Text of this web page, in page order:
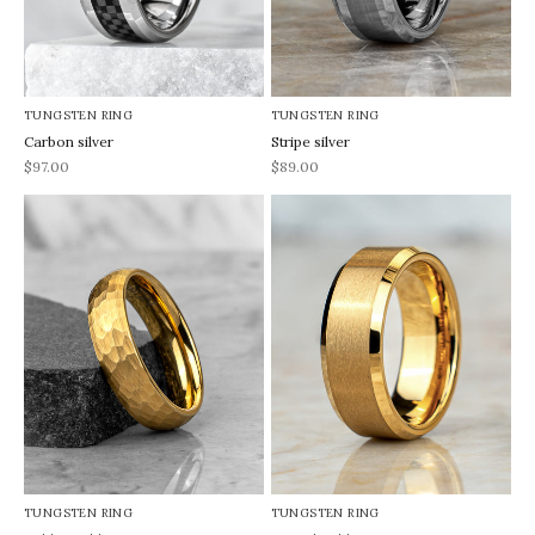
TUNGSTEN RING
Carbon silver
REA-pris
$97.00
TUNGSTEN RING
Stripe silver
REA-pris
$89.00
TUNGSTEN RING TUNGSTEN RING